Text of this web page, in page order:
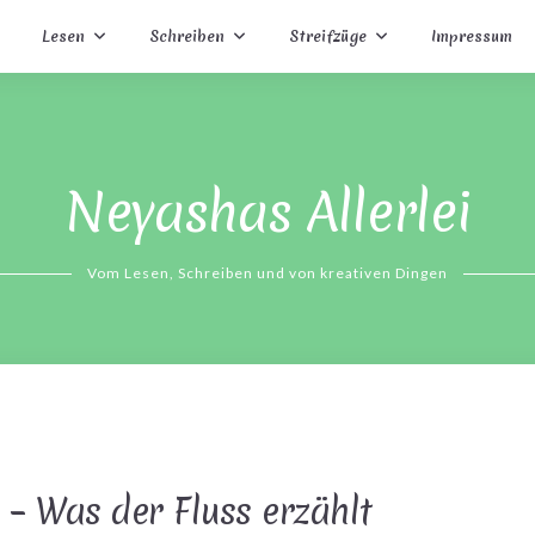
Neyashas Allerlei
Vom Lesen, Schreiben und von kreativen Dingen
Lesen Schreiben Streifzüge Impressum
Was der Fluss erzählt